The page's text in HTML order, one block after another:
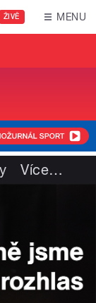
ŽIVĚ MENU
Více…